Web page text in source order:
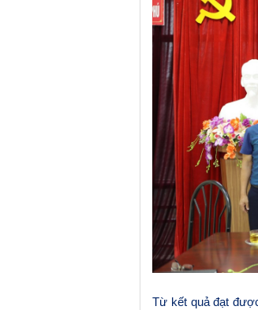
Từ kết quả đạt